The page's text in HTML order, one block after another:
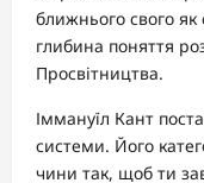
ближнього свого
глибина поняття
Просвітництва.
Іммануїл Кант
системи. Його
чини так, щоб ти